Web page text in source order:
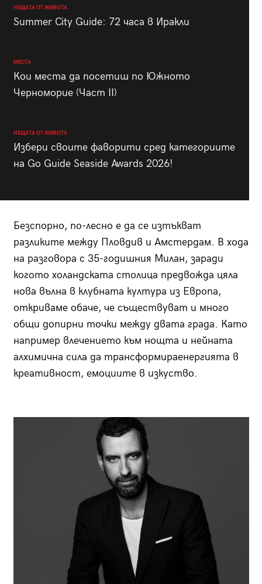
НЕЩАТА ОТ ЖИВОТА
Summer City Guide: 72 часа в Иракли
МЕСТА
Кои места да посетиш по Южното
Черноморие (Част II)
НЕЩАТА ОТ ЖИВОТА
Избери своите фаворити сред категориите
на Go Guide Seaside Awards 2026!
Безспорно, по-лесно е да се изтъкват
разликите между Пловдив и Амстердам. В хода
на разговора с 35-годишния Милан, заради
когото холандската столица предвожда цяла
нова вълна в клубната култура из Европа,
откриваме обаче, че съществуват и много
общи допирни точки между двата града. Като
например влечението към нощта и нейната
алхимична сила да трансформираенергията в
креативност, емоциите в изкуство.